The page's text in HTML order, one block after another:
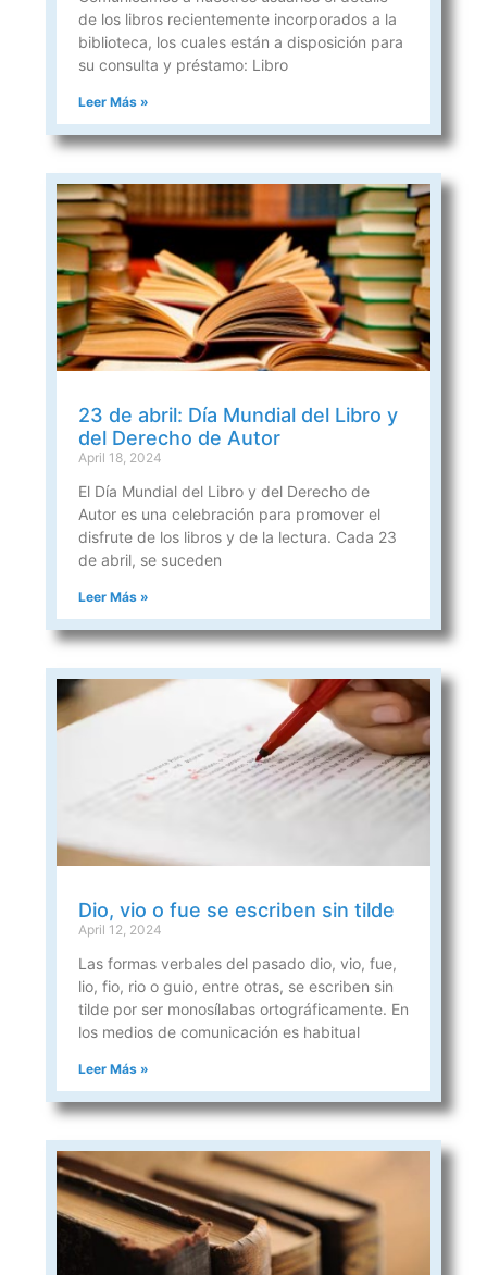
de los libros recientemente incorporados a la
biblioteca, los cuales están a disposición para
su consulta y préstamo: Libro
Leer Más »
23 de abril: Día Mundial del Libro y
del Derecho de Autor
April 18, 2024
El Día Mundial del Libro y del Derecho de
Autor es una celebración para promover el
disfrute de los libros y de la lectura. Cada 23
de abril, se suceden
Leer Más »
Dio, vio o fue se escriben sin tilde
April 12, 2024
Las formas verbales del pasado dio, vio, fue,
lio, fio, rio o guio, entre otras, se escriben sin
tilde por ser monosílabas ortográficamente. En
los medios de comunicación es habitual
Leer Más »